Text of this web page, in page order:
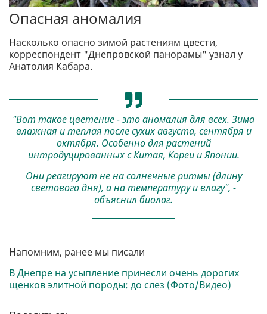
Опасная аномалия
Насколько опасно зимой растениям цвести,
корреспондент "Днепровской панорамы" узнал у
Анатолия Кабара.
"Вот такое цветение - это аномалия для всех. Зима
влажная и теплая после сухих августа, сентября и
октября. Особенно для растений
интродуцированных с Китая, Кореи и Японии.
Они реагируют не на солнечные ритмы (длину
светового дня), а на температуру и влагу", -
объяснил биолог.
Напомним, ранее мы писали
В Днепре на усыпление принесли очень дорогих
щенков элитной породы: до слез (Фото/Видео)